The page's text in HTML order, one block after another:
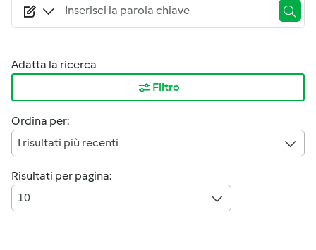
Adatta la ricerca
Filtro
Ordina per:
I risultati più recenti
Risultati per pagina:
10